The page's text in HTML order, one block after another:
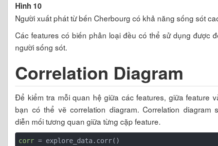
Hình 10
Người xuất phát từ bến Cherbourg có khả năng sống sót
Các features có biến phân loại đều có thể sử dụng được
người sống sót.
Correlation Diagram
Để kiểm tra mỗi quan hệ giữa các features, giữa feature
bạn có thể vẽ correlation diagram. Correlation diagram
diễn mối tương quan giữa từng cặp feature.
corr = explore_data.corr()